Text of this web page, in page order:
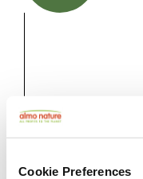
Cookie Preferences